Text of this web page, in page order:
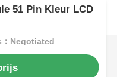
51 Pin Kleur LCD
：Negotiated